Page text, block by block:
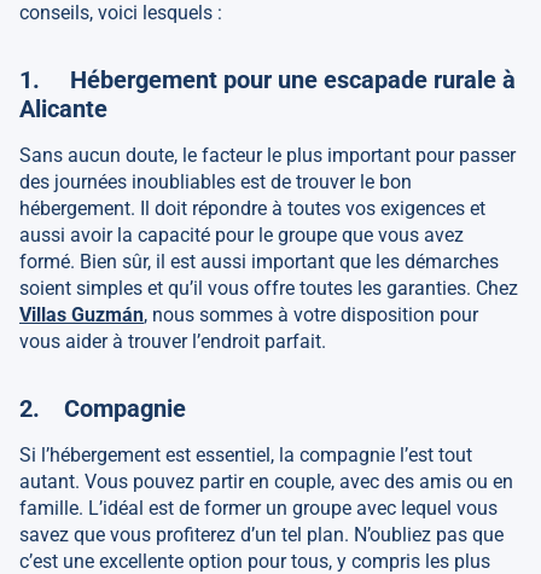
conseils, voici lesquels :
1. Hébergement pour une escapade rurale à
Alicante
Sans aucun doute, le facteur le plus important pour passer
des journées inoubliables est de trouver le bon
hébergement. Il doit répondre à toutes vos exigences et
aussi avoir la capacité pour le groupe que vous avez
formé. Bien sûr, il est aussi important que les démarches
soient simples et qu’il vous offre toutes les garanties. Chez
Villas Guzmán, nous sommes à votre disposition pour
vous aider à trouver l’endroit parfait.
2. Compagnie
Si l’hébergement est essentiel, la compagnie l’est tout
autant. Vous pouvez partir en couple, avec des amis ou en
famille. L’idéal est de former un groupe avec lequel vous
savez que vous profiterez d’un tel plan. N’oubliez pas que
c’est une excellente option pour tous, y compris les plus